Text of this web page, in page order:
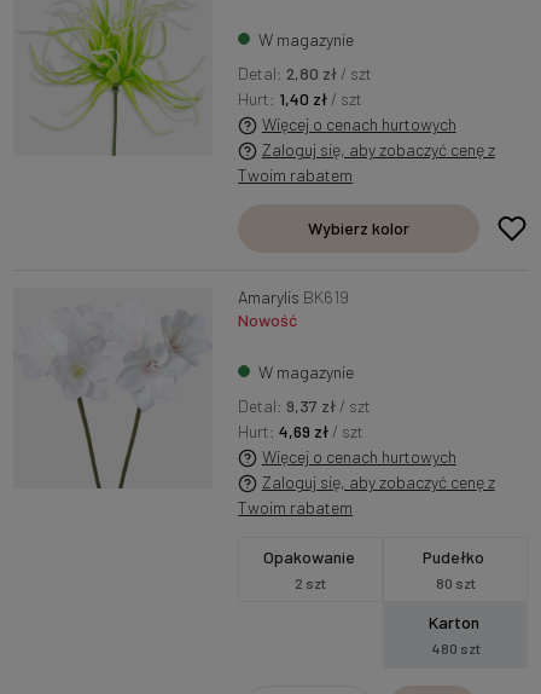
W magazynie
Detal: 2,80 zł / szt
Hurt: 1,40 zł / szt
Więcej o cenach hurtowych
Zaloguj się, aby zobaczyć cenę z
Twoim rabatem
Wybierz kolor
Amarylis BK619
Nowość
W magazynie
Detal: 9,37 zł / szt
Hurt:4,69 zł / szt
Więcej o cenach hurtowych
Zaloguj się, aby zobaczyć cenę z
Twoim rabatem
Opakowanie
2 szt
Pudełko
80 szt
Karton
480 szt